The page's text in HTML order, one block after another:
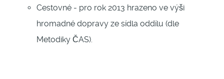
Cestovné - pro rok 2013 hrazeno ve výši
hromadné dopravy ze sídla oddílu (dle
Metodiky ČAS).